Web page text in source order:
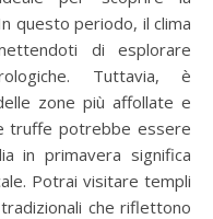
questo periodo, il clima
di esplorare
Tuttavia, è
zone più affollate e
truffe potrebbe essere
in primavera significa
Potrai visitare templi
che riflettono